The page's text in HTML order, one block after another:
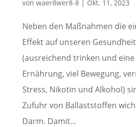
von waer8wer8-8| Okt. 11, 2023
Neben den Maßnahmen die
Effekt auf unseren
(ausreichend trinken und eine
Ernährung, viel Bewegung,
Stress, Nikotin und Alkohol)
Zufuhr von Ballaststoffen
Darm. Damit...